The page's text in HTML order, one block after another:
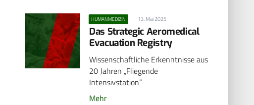
HUMANMEDIZIN 13. Mai 2025
Das Strategic Aeromedical
Evacuation Registry
Wissenschaftliche Erkenntnisse aus
20 Jahren „Fliegende
Intensivstation“
Mehr